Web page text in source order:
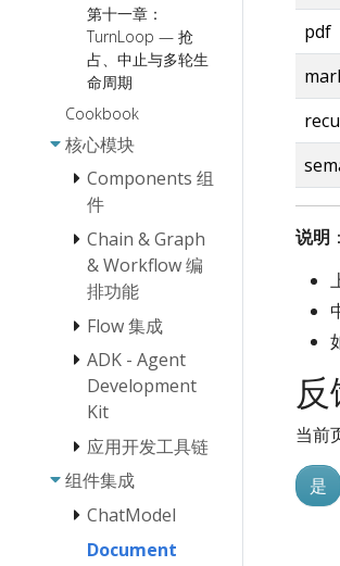
第十一章：
TurnLoop — 抢
占、中止与多轮生
命周期
Cookbook
核心模块
Components 组
件
Document
Loader 使用
说明
Document
使用说明
Embedding 使
Document
Transformer 使
用说明
Lambda 使用
说明
明
Retriever 使用
Chain & Graph
& Workflow 编
排功能
Chain/Graph
编排的设计理念
Workflow 编排
Eino 流式编程
要点
Callback 用户
Flow 集成
ReAct Agent 使
用手册
Host Multi-
ADK - Agent
Development
Kit
Quickstart
概述
Agent 抽象
Agent 协作
应用开发工具链
Eino Dev 插件
化编排插件功能
组件集成
ChatModel
OpenAI
Document
pdf
说明 ：
当前
是